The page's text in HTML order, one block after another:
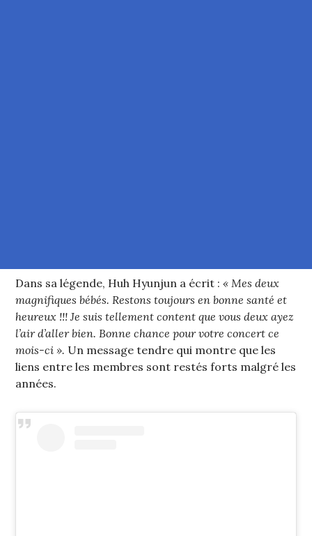
Dans sa légende, Huh Hyunjun a écrit :« Mes deux
magnifiques bébés. Restons toujours en bonne santé et
heureux !!! Je suis tellement content que vous deux ayez
l’air d’aller bien. Bonne chance pour votre concert ce
mois-ci ». Un message tendre qui montre que les
liens entre les membres sont restés forts malgré les
années.